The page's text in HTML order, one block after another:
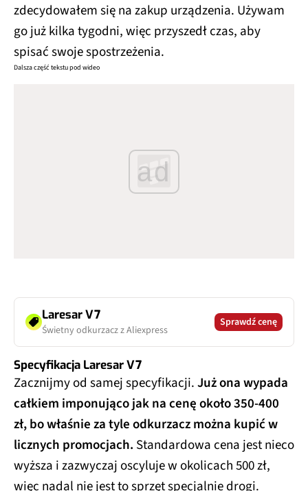
zdecydowałem się na zakup urządzenia. Używam
go już kilka tygodni, więc przyszedł czas, aby
spisać swoje spostrzeżenia.
Dalsza część tekstu pod wideo
ad
Laresar V7
Świetny odkurzacz z Aliexpress
Sprawdź cenę
Specyfikacja Laresar V7
Zacznijmy od samej specyfikacji.Już ona wypada
całkiem imponująco jak na cenę około 350-400
zł, bo właśnie za tyle odkurzacz można kupić w
licznych promocjach. Standardowa cena jest nieco
wyższa i zazwyczaj oscyluje w okolicach 500 zł,
więc nadal nie jest to sprzęt specjalnie drogi.